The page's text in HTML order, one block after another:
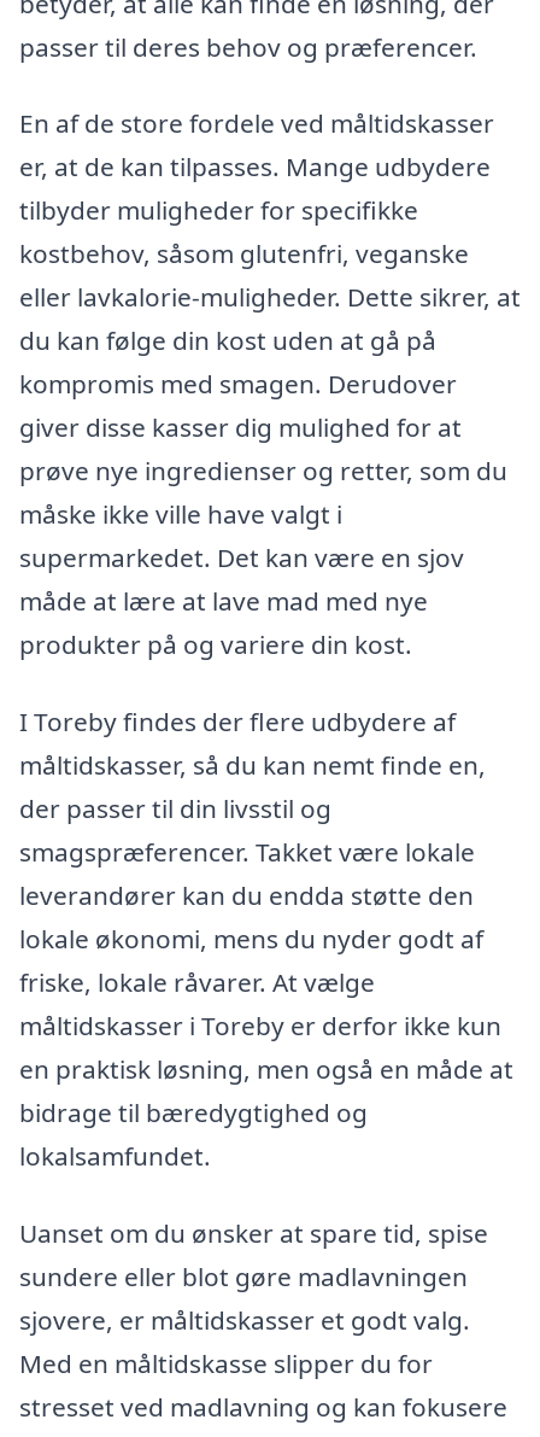
passer til deres behov og præferencer.
En af de store fordele ved måltidskasser
er, at de kan tilpasses. Mange udbydere
tilbyder muligheder for specifikke
kostbehov, såsom glutenfri, veganske
eller lavkalorie-muligheder. Dette sikrer, at
du kan følge din kost uden at gå på
kompromis med smagen. Derudover
giver disse kasser dig mulighed for at
prøve nye ingredienser og retter, som du
måske ikke ville have valgt i
supermarkedet. Det kan være en sjov
måde at lære at lave mad med nye
produkter på og variere din kost.
I Toreby findes der flere udbydere af
måltidskasser, så du kan nemt finde en,
der passer til din livsstil og
smagspræferencer. Takket være lokale
leverandører kan du endda støtte den
lokale økonomi, mens du nyder godt af
friske, lokale råvarer. At vælge
måltidskasser i Toreby er derfor ikke kun
en praktisk løsning, men også en måde at
bidrage til bæredygtighed og
lokalsamfundet.
Uanset om du ønsker at spare tid, spise
sundere eller blot gøre madlavningen
sjovere, er måltidskasser et godt valg.
Med en måltidskasse slipper du for
stresset ved madlavning og kan fokusere